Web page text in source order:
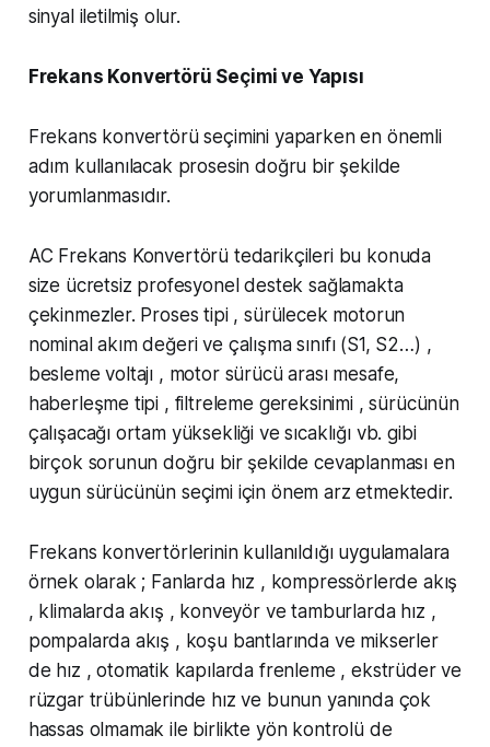
sinyal iletilmiş olur.
Frekans Konvertörü Seçimi ve Yapısı
Frekans konvertörü seçimini yaparken en önemli
adım kullanılacak prosesin doğru bir şekilde
yorumlanmasıdır.
AC Frekans Konvertörü tedarikçileri bu konuda
size ücretsiz profesyonel destek sağlamakta
çekinmezler. Proses tipi , sürülecek motorun
nominal akım değeri ve çalışma sınıfı (S1, S2…) ,
besleme voltajı , motor sürücü arası mesafe,
haberleşme tipi , filtreleme gereksinimi , sürücünün
çalışacağı ortam yüksekliği ve sıcaklığı vb. gibi
birçok sorunun doğru bir şekilde cevaplanması en
uygun sürücünün seçimi için önem arz etmektedir.
Frekans konvertörlerinin kullanıldığı uygulamalara
örnek olarak ; Fanlarda hız , kompressörlerde akış
, klimalarda akış , konveyör ve tamburlarda hız ,
pompalarda akış , koşu bantlarında ve mikserler
de hız , otomatik kapılarda frenleme , ekstrüder ve
rüzgar trübünlerinde hız ve bunun yanında çok
hassas olmamak ile birlikte yön kontrolü de